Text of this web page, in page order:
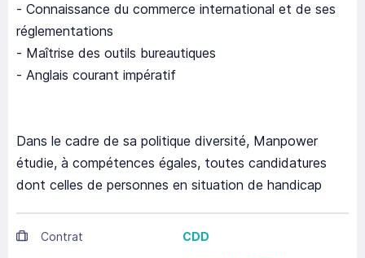
- Connaissance du commerce international et de ses
réglementations
- Maîtrise des outils bureautiques
- Anglais courant impératif
Dans le cadre de sa politique diversité, Manpower
étudie, à compétences égales, toutes candidatures
dont celles de personnes en situation de handicap
Contrat CDD